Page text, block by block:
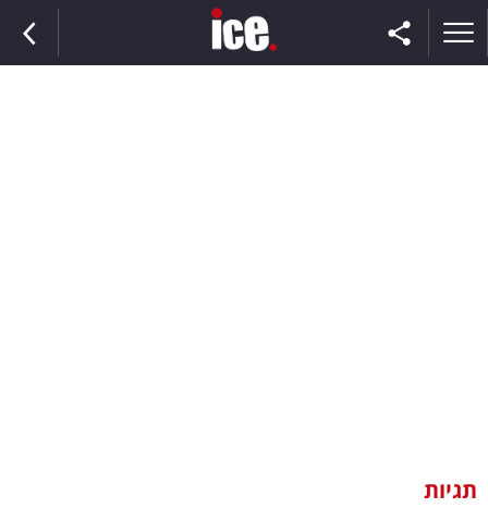
וצרכנות
תגיות